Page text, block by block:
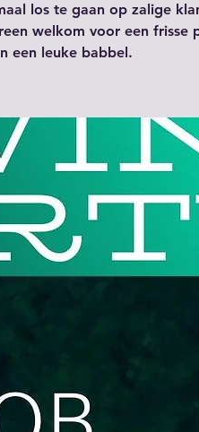
los te gaan op zalige
welkom voor een frisse
een leuke babbel.